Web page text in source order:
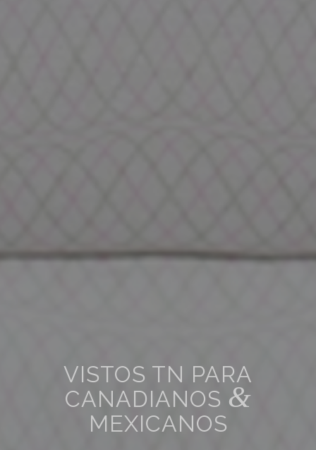
VISTOS TN PARA
CANADIANOS &
MEXICANOS